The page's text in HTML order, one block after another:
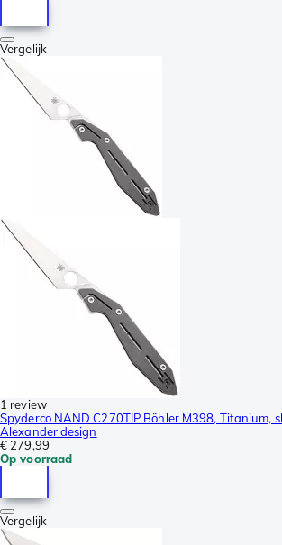
Vergelijk
1 review
Spyderco NAND C270TIP Böhler M398, Titanium,
Alexander design
€ 279,99
Op voorraad
Vergelijk